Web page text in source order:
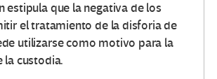
estipula que la negativa de los
el tratamiento de la disforia de
utilizarse como motivo para la
la custodia.